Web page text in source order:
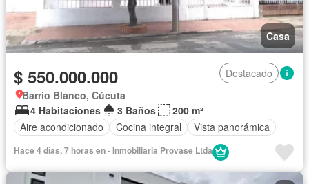
Casa
$ 550.000.000
Destacado
Barrio Blanco, Cúcuta
4 Habitaciones
3 Baños
200 m²
Aire acondicionado
Cocina integral Vista panorámica
Hace 4 días, 7 horas en - Inmobiliaria Provase Ltda